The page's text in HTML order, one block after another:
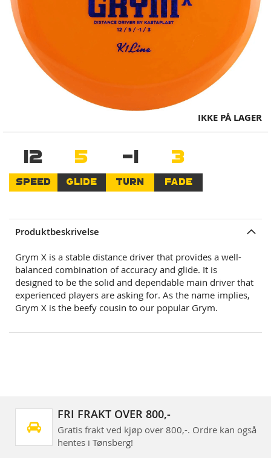
to
beginning
the
images
IKKE PÅ LAGER
12
SPEED
5
GLIDE
-1
TURN
3
FADE
Produktbeskrivelse
Grym X is a stable distance driver that provides a well-
balanced combination of accuracy and glide. It is
designed to be the solid and dependable main driver that
experienced players are asking for. As the name implies,
Grym X is the beefy cousin to our popular Grym.
FRI FRAKT OVER 800,-
Gratis frakt ved kjøp over 800,-. Ordre kan også
hentes i Tønsberg!